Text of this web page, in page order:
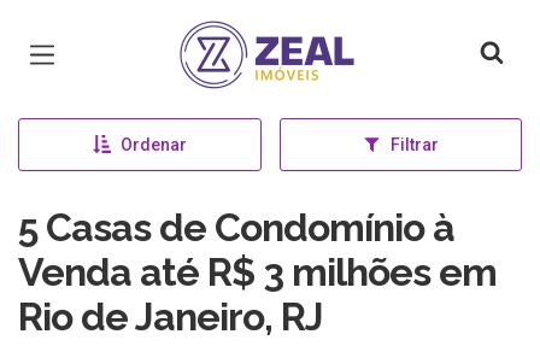
Página inicial
Ordenar Filtrar
5 Casas de Condomínio à
Venda até R$ 3 milhões em
Rio de Janeiro, RJ